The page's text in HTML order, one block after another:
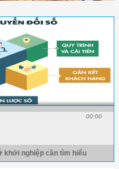
00:00
khởi nghiệp cần tìm hiểu